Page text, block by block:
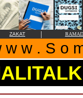
ZAKAT |
w w . S o